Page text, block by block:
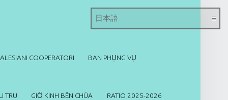
COOPERATORI BAN PHỤNG VỤ
TRU GIỜ KINH BÊN CHÚA RATIO 2025-2026